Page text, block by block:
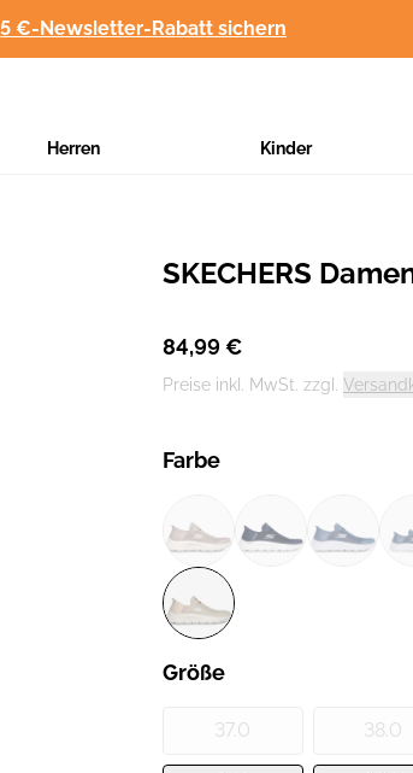
5 €-Newsletter-Rabatt sichern
Herren Kinder
Hersteller:
SKECHERS
84,99 €
Preise inkl. MwSt. zzgl.
Farbe
Größe
37.0 38.0